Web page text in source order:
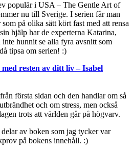
populär i USA – The Gentle Art of
nu till Sverige. I serien får man
på olika sätt kört fast med att rensa
hjälp har de experterna Katarina,
hunnit se alla fyra avsnitt som
tipsa om serien! :)
resten av ditt liv – Isabel
första sidan och den handlar om så
och om stress, men också
trots att världen går på högvarv.
av boken som jag tycker var
på bokens innehåll. :)